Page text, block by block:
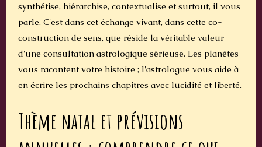
synthétise, hiérarchise, contextualise et surtout, il vous
parle. C'est dans cet échange vivant, dans cette co-
construction de sens, que réside la véritable valeur
d'une consultation astrologique sérieuse. Les planètes
vous racontent votre histoire ; l'astrologue vous aide à
en écrire les prochains chapitres avec lucidité et liberté.
Thème natal et prévisions